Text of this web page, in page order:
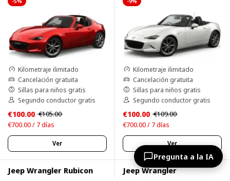
Kilometraje ilimitado
Cancelación gratuita
Sillas para niños gratis
Segundo conductor gratis
€100.00 €105.00
€700.00 / 7 días
Ver
Kilometraje ilimitado
Cancelación gratuita
Sillas para niños gratis
Segundo conductor gratis
€100.00 €109.00
€700.00 / 7 días
Ver
Jeep Wrangler Rubicon Jeep Wrangler
Pregunta a la IA